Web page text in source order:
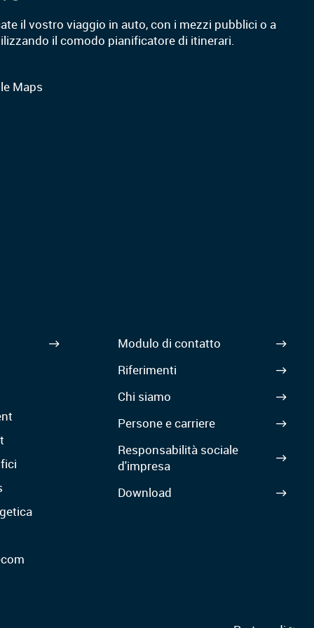
il vostro viaggio in auto, con i mezzi pubblici o a
il comodo pianificatore di itinerari.
Maps
Modulo di contatto
Riferimenti
Chi siamo
Persone e carriere
Responsabilità sociale
d'impresa
Download